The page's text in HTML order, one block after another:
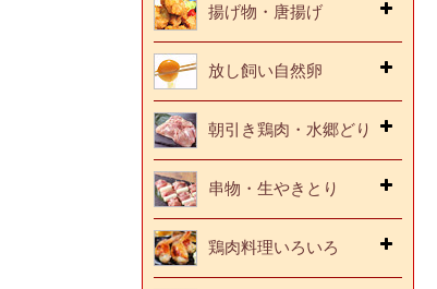
揚げ物・唐揚げ
放し飼い自然卵
朝引き鶏肉・水郷どり
串物・生やきとり
鶏肉料理いろいろ